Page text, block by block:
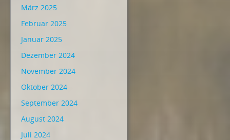
März 2025
Februar 2025
Januar 2025
Dezember 2024
November 2024
Oktober 2024
September 2024
August 2024
Juli 2024